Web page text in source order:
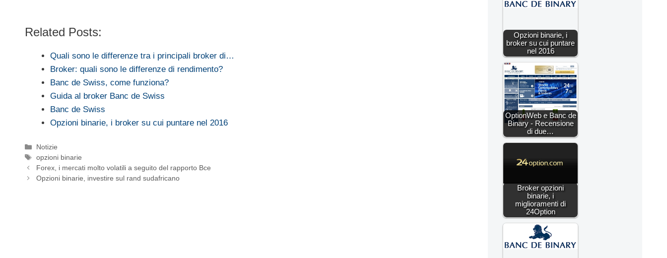
Related Posts:
Quali sono le differenze tra i principali broker di…
Broker: quali sono le differenze di rendimento?
Banc de Swiss, come funziona?
Guida al broker Banc de Swiss
Banc de Swiss
Opzioni binarie, i broker su cui puntare nel 2016
Categorie
Notizie
Tag
opzioni binarie
Forex, i mercati molto volatili a seguito del rapporto Bce
Opzioni binarie, investire sul rand sudafricano
Opzioni binarie, i
broker su cui puntare
nel 2016
OptionWeb e Banc de
Binary - Recensione
di due…
Broker opzioni
binarie, i
miglioramenti di
24Option